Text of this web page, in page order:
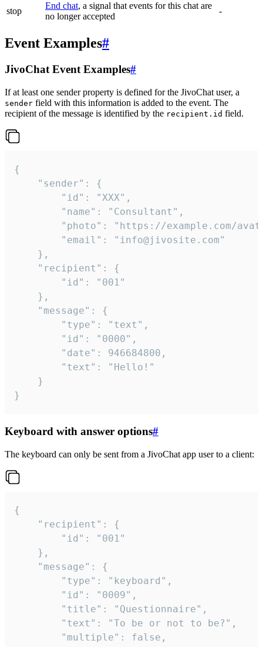
stop
End chat, a signal that events for this chat are
no longer accepted
-
Event Examples#
JivoChat Event Examples#
If at least one sender property is defined for the JivoChat user, a
sender field with this information is added to the event. The
recipient of the message is identified by the recipient.id field.
{
}
Keyboard with answer options#
The keyboard can only be sent from a JivoChat app user to a client:
{